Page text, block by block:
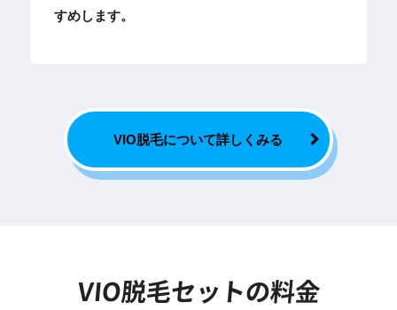
すめします。
VIO脱毛について詳しくみる
VIO脱毛セットの料金